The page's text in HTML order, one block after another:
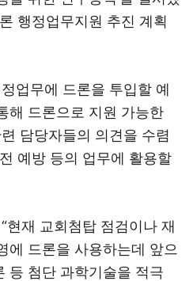
행정업무지원 추진 계획
업무에 드론을 투입할 예
해 드론으로 지원 가능한
담당자들의 의견을 수렴
예방 등의 업무에 활용할
현재 교회첨탑 점검이나 재
에 드론을 사용하는데 앞으
등 첨단 과학기술을 적극